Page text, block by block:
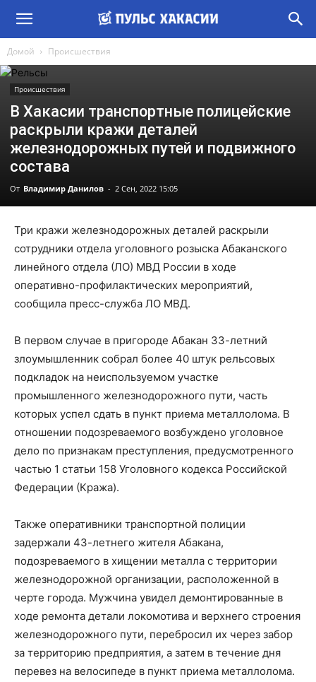
Домой Происшествия
Происшествия
В Хакасии транспортные полицейские
раскрыли кражи деталей
железнодорожных путей и подвижного
состава
От Владимир Данилов - 2 Сен, 2022 15:05
Три кражи железнодорожных деталей раскрыли
сотрудники отдела уголовного розыска Абаканского
линейного отдела (ЛО) МВД России в ходе
оперативно-профилактических мероприятий,
сообщила пресс-служба ЛО МВД.
В первом случае в пригороде Абакан 33-летний
злоумышленник собрал более 40 штук рельсовых
подкладок на неиспользуемом участке
промышленного железнодорожного пути, часть
которых успел сдать в пункт приема металлолома. В
отношении подозреваемого возбуждено уголовное
дело по признакам преступления, предусмотренного
частью 1 статьи 158 Уголовного кодекса Российской
Федерации (Кража).
Также оперативники транспортной полиции
задержали 43-летнего жителя Абакана,
подозреваемого в хищении металла с территории
железнодорожной организации, расположенной в
черте города. Мужчина увидел демонтированные в
ходе ремонта детали локомотива и верхнего строения
железнодорожного пути, перебросил их через забор
за территорию предприятия, а затем в течение дня
перевез на велосипеде в пункт приема металлолома.